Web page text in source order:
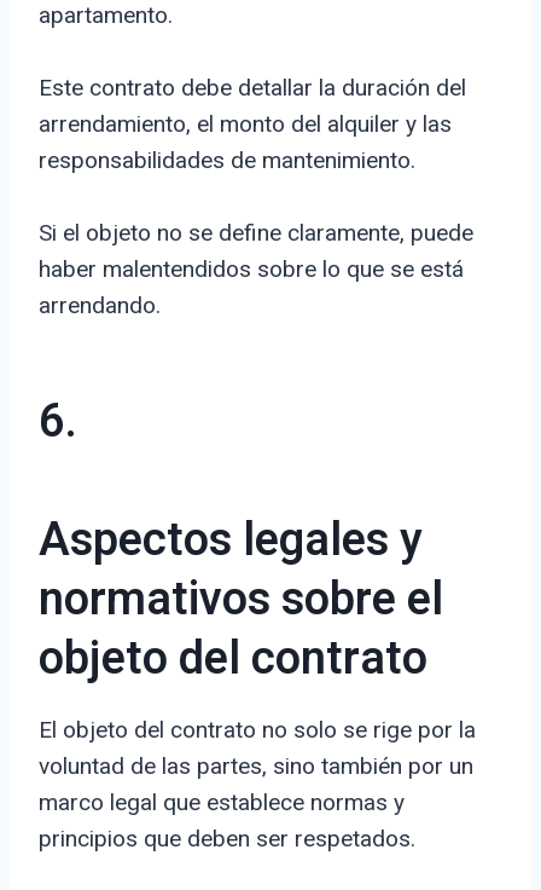
apartamento.
Este contrato debe detallar la duración del
arrendamiento, el monto del alquiler y las
responsabilidades de mantenimiento.
Si el objeto no se define claramente, puede
haber malentendidos sobre lo que se está
arrendando.
6.
Aspectos legales y
normativos sobre el
objeto del contrato
El objeto del contrato no solo se rige por la
voluntad de las partes, sino también por un
marco legal que establece normas y
principios que deben ser respetados.